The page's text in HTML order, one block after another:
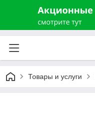
Товары и услуги